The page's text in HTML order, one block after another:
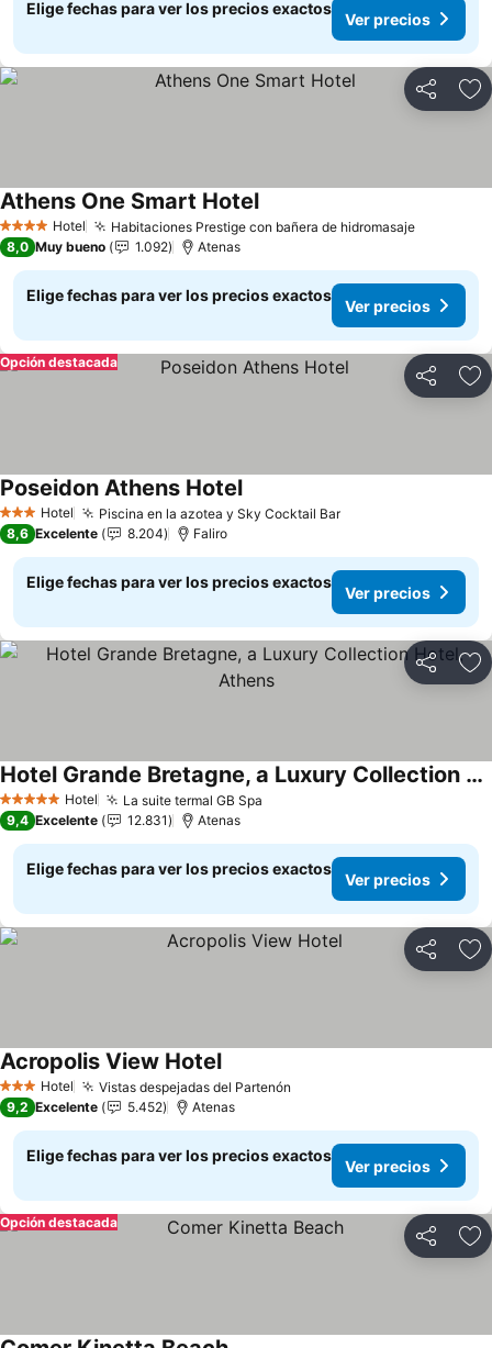
Elige fechas para ver los precios exactos
Ver precios
Compartir
4 EstrellasHotel Habitaciones Prestige con bañera de hidromasajeVer
Athens One Smart HotelVer precios
8,0 Muy bueno 1.092 Atenas
Elige fechas para ver los precios exactos
Ver precios
Compartir
Opción destacada
3 Estrellas
Hotel Piscina en la azotea y Sky Cocktail BarVer precios
Poseidon Athens HotelVer precios
8,6 Excelente 8.204 Faliro
Elige fechas para ver los precios exactos
Ver precios
Compartir
5 Estrellas Hotel La suite termal GB Spa
Hotel Grande Bretagne, a Luxury Collection Hotel, Athens
Ver precios
9,4 Excelente 12.831 Atenas
Elige fechas para ver los precios exactos
Ver precios
Compartir
3 Estrellas
Hotel Vistas despejadas del Partenón
Acropolis View HotelVer precios
9,2 Excelente 5.452 Atenas
Elige fechas para ver los precios exactos
Ver precios
Compartir
Opción destacada